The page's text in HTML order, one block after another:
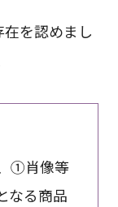
を認めまし
①肖像等
なる商品